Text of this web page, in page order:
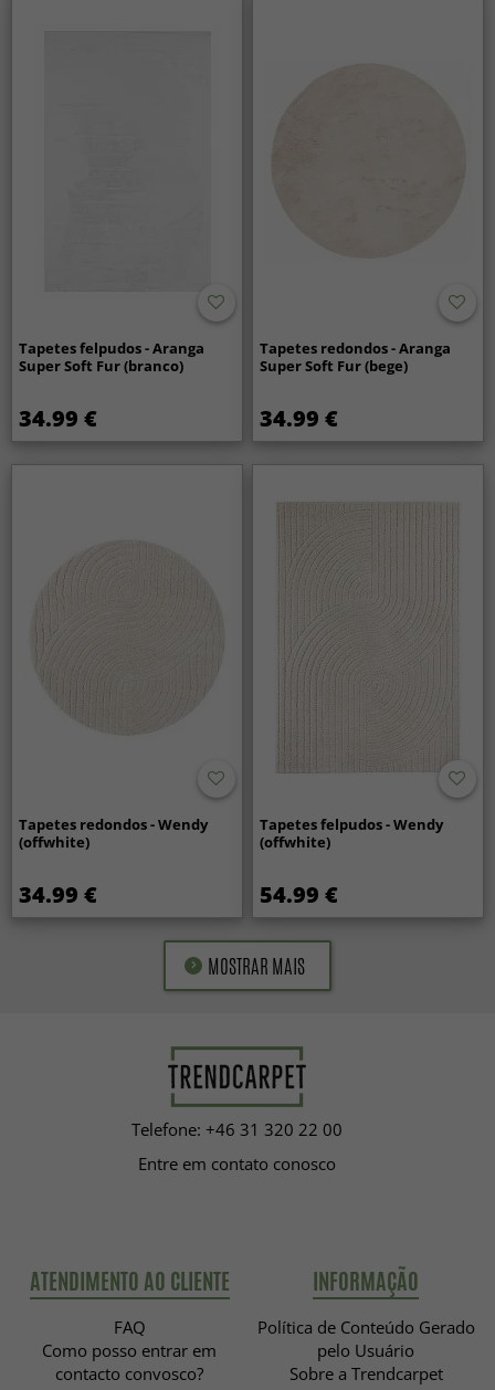
Tapetes felpudos - Aranga
Super Soft Fur (branco)
34.99 €
Tapetes redondos - Aranga
Super Soft Fur (bege)
34.99 €
Tapetes redondos - Wendy
(offwhite)
34.99 €
Tapetes felpudos - Wendy
(offwhite)
54.99 €
MOSTRAR MAIS
Telefone: +46 31 320 22 00
Entre em contato conosco
ATENDIMENTO AO CLIENTE
FAQ
Como posso entrar em
contacto convosco?
INFORMAÇÃO
Política de Conteúdo Gerado
pelo Usuário
Sobre a Trendcarpet